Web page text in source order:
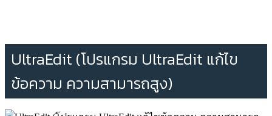
UltraEdit (โปรแกรม UltraEdit แก้ไข
ข้อความ ความสามารถสูง)